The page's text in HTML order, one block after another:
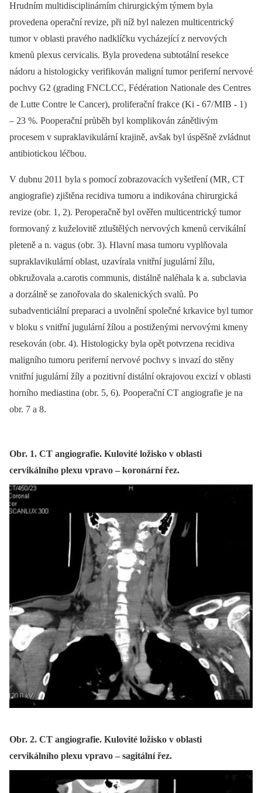
Hrudním multidisciplinárním chirurgickým týmem byla
provedena operační revize, při níž byl nalezen multicentrický
tumor v oblasti pravého nadklíčku vycházející z nervových
kmenů plexus cervicalis. Byla provedena subtotální resekce
nádoru a histologicky verifikován maligní tumor periferní nervové
pochvy G2 (grading FNCLCC, Fédération Nationale des Centres
de Lutte Contre le Cancer), proliferační frakce (Ki ‑⁠ 67/ MIB ‑⁠ 1)
–⁠ 23 %. Pooperační průběh byl komplikován zánětlivým
procesem v supraklavikulární krajině, avšak byl úspěšně zvládnut
antibio­tickou léčbou.
V dubnu 2011 byla s pomocí zobrazovacích vyšetření (MR, CT
angiografie) zjištěna recidiva tumoru a indikována chirurgická
revize (obr. 1, 2). Peroperačně byl ověřen multicentrický tumor
formovaný z kuželovitě ztluštělých nervových kmenů cervikální
pleteně a n. vagus (obr. 3). Hlavní masa tumoru vyplňovala
supraklavikulární oblast, uzavírala vnitřní jugulární žílu,
obkružovala a.carotis communis, distálně naléhala k a. subclavia
a dorzálně se zanořovala do skalenických svalů. Po
subadventiciální preparaci a uvolnění společné krkavice byl tumor
v bloku s vnitřní jugulární žílou a postiženými nervovými kmeny
resekován (obr. 4). Histologicky byla opět potvrzena recidiva
maligního tumoru periferní nervové pochvy s invazí do stěny
vnitřní jugulární žíly a pozitivní distální okrajovou excizí v oblasti
horního mediastina (obr. 5, 6). Pooperační CT angiografie je na
obr. 7 a 8.
Obr. 1. CT angiografie. Kulovité ložisko v oblasti
cervikálního plexu vpravo – koronární řez.
Obr. 2. CT angiografie. Kulovité ložisko v oblasti
cervikálního plexu vpravo – sagitální řez.